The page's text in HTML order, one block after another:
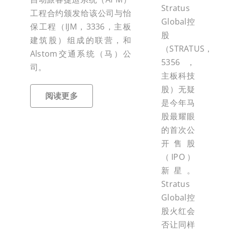
工程合约颁发给该公司与怡
保工程（IJM，3336，主板
建筑股）组成的联营，和
Alstom交通系统（马）公
司。
阅读更多
Stratus
Global控
股
（STRATUS，
5356，
主板科技
股）无疑
是今年马
股最耀眼
的首次公
开售股
（IPO）
新星。
Stratus
Global控
股火红会
否让同样